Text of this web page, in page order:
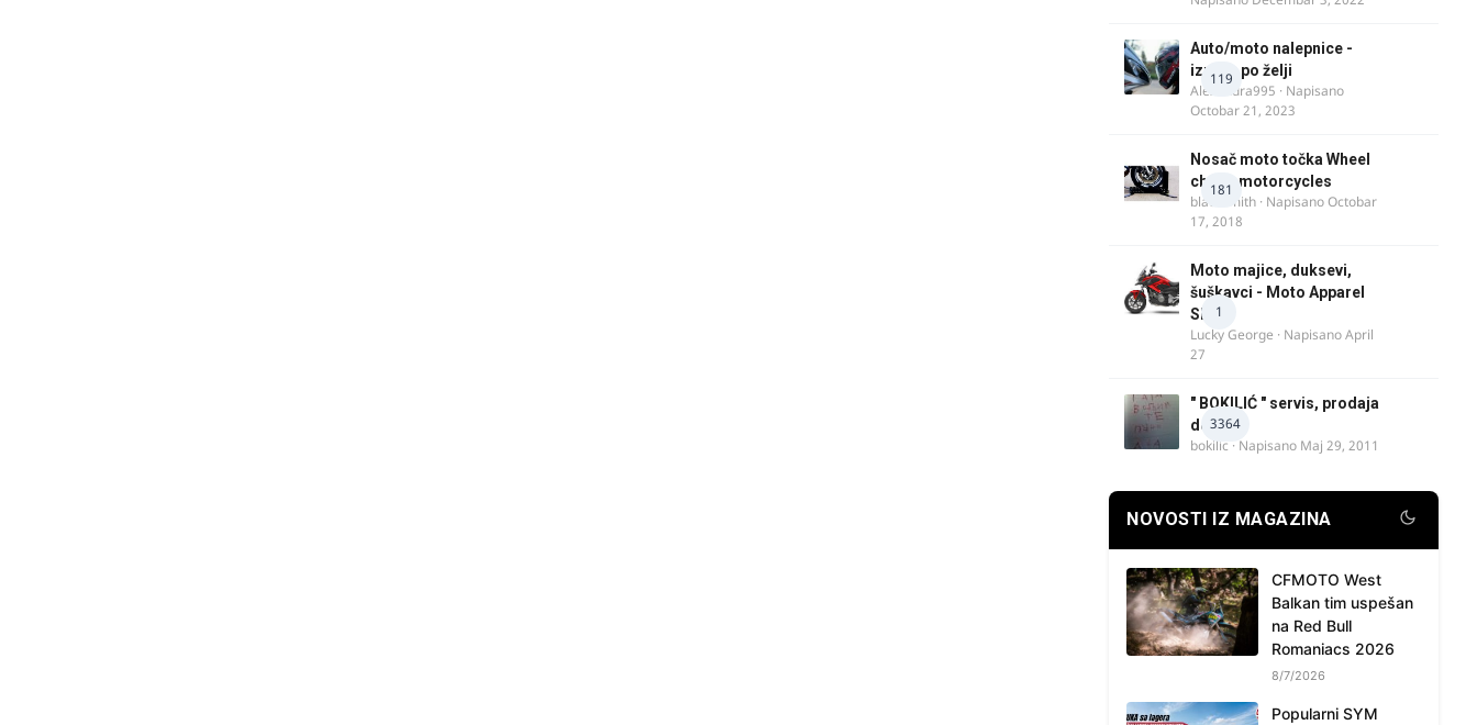
119
Auto/moto nalepnice -
izrada po želji
Alexandra995 · Napisano
Octobar 21, 2023
181
Nosač moto točka Wheel
chock motorcycles
blacksmith · NapisanoOctobar
17, 2018
1
Moto majice, duksevi,
šuškavci - Moto Apparel
SRB
Lucky George · NapisanoApril
27
3364
" BOKILIĆ " servis, prodaja
delova
bokilic · Napisano Maj 29, 2011
NOVOSTI IZ MAGAZINA
CFMOTO West
Balkan tim uspešan
na Red Bull
Romaniacs 2026
8/7/2026
Popularni SYM